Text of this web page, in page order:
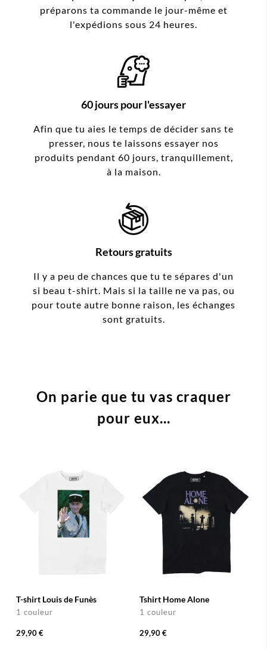
préparons ta commande le jour-même et
l'expédions sous 24 heures.
60 jours pour l'essayer
Afin que tu aies le temps de décider sans te
presser, nous te laissons essayer nos
produits pendant 60 jours, tranquillement,
à la maison.
Retours gratuits
Il y a peu de chances que tu te sépares d'un
si beau t-shirt. Mais si la taille ne va pas, ou
pour toute autre bonne raison, les échanges
sont gratuits.
On parie que tu vas craquer
pour eux...
T-shirt Louis de Funès
1 couleur
29,90 €
Tshirt Home Alone
1 couleur
29,90 €